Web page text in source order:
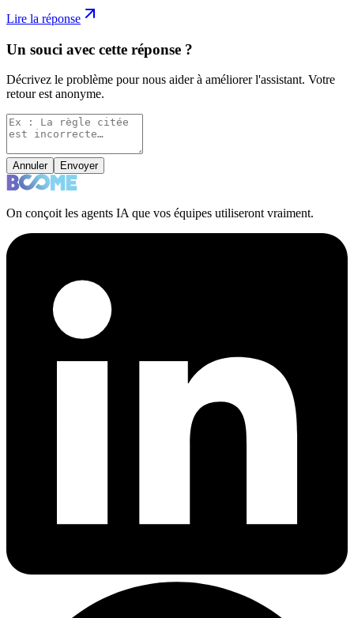
Lire la réponse
Un souci avec cette réponse ?
Décrivez le problème pour nous aider à améliorer l'assistant. Votre
retour est anonyme.
Annuler Envoyer
On conçoit les agents IA que vos équipes utiliseront vraiment.